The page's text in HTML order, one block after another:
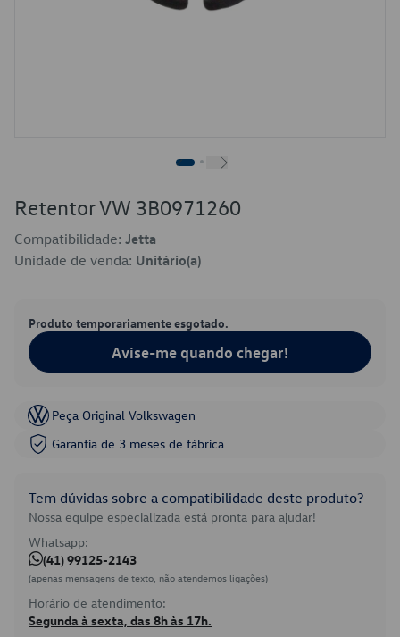
Retentor VW 3B0971260
Compatibilidade: Jetta
Unidade de venda: Unitário(a)
Produto temporariamente esgotado.
Avise-me quando chegar!
Peça Original Volkswagen
Garantia de 3 meses de fábrica
Tem dúvidas sobre a compatibilidade deste produto?
Nossa equipe especializada está pronta para ajudar!
Whatsapp:
(41) 99125-2143
(apenas mensagens de texto, não atendemos ligações)
Horário de atendimento:
Segunda à sexta, das 8h às 17h.